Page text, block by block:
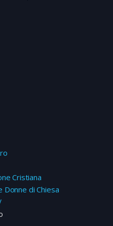
Cristiana
Donne di Chiesa